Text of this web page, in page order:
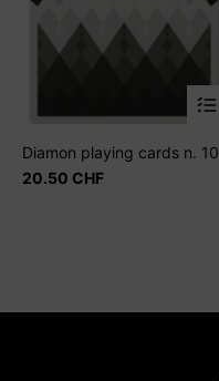
Diamon playing cards n. 10
20.50 CHF